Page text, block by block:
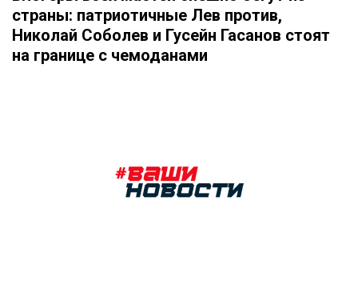
страны: патриотичные Лев против,
Николай Соболев и Гусейн Гасанов стоят
на границе с чемоданами